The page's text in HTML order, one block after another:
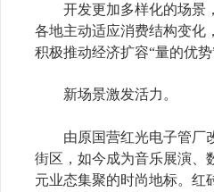
开发更加多样化的场景，
各地主动适应消费结构变化
积极推动经济扩容“量的优势
新场景激发活力。
由原国营红光电子管厂
街区，如今成为音乐展演、
元业态集聚的时尚地标。红